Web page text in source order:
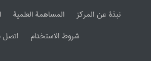
نبذة عن المرکز المساهمة العلمیة
شروط الاستخدام
اتصل